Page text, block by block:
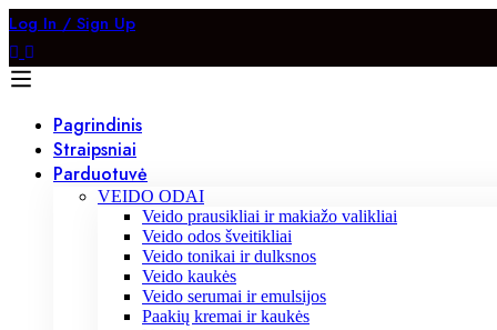
Log In / Sign Up
Pagrindinis
Straipsniai
Parduotuvė
VEIDO ODAI
Veido prausikliai ir makiažo valikliai
Veido odos šveitikliai
Veido tonikai ir dulksnos
Veido kaukės
Veido serumai ir emulsijos
Paakių kremai ir kaukės